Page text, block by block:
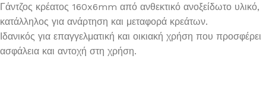
Γάντζος κρέατος 160x6mm από ανθεκτικό ανοξείδωτο υλικό,
κατάλληλος για ανάρτηση και μεταφορά κρεάτων.
Ιδανικός για επαγγελματική και οικιακή χρήση που προσφέρει
ασφάλεια και αντοχή στη χρήση.